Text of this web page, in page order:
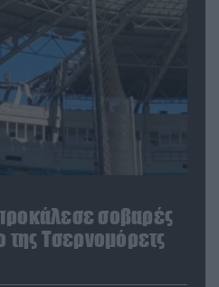
σοβαρές
της Τσερνομόρετς